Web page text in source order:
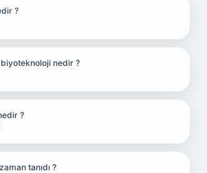
?
biyoteknoloji nedir ?
?
tanıdı ?